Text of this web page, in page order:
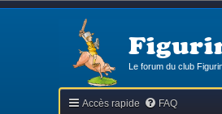
Le forum du club
Accès rapide FAQ